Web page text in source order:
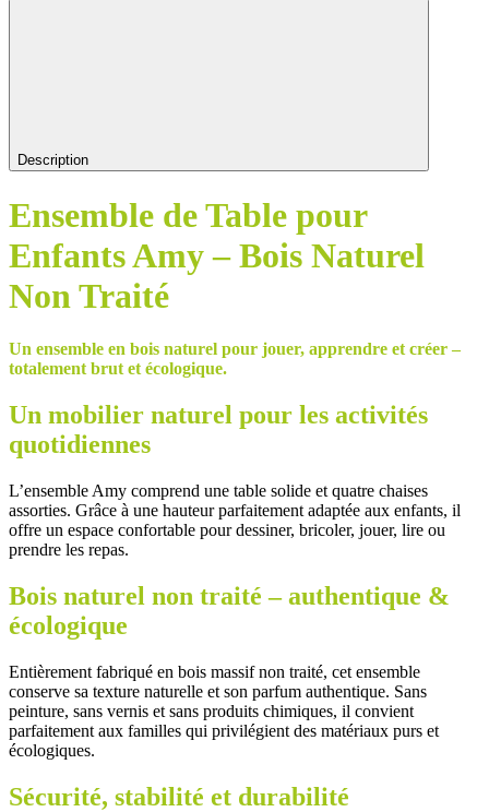
Description
Ensemble de Table pour
Enfants Amy – Bois Naturel
Non Traité
Un ensemble en bois naturel pour jouer, apprendre et créer –
totalement brut et écologique.
Un mobilier naturel pour les activités
quotidiennes
L’ensemble Amy comprend une table solide et quatre chaises
assorties. Grâce à une hauteur parfaitement adaptée aux enfants, il
offre un espace confortable pour dessiner, bricoler, jouer, lire ou
prendre les repas.
Bois naturel non traité – authentique &
écologique
Entièrement fabriqué en bois massif non traité, cet ensemble
conserve sa texture naturelle et son parfum authentique. Sans
peinture, sans vernis et sans produits chimiques, il convient
parfaitement aux familles qui privilégient des matériaux purs et
écologiques.
Sécurité, stabilité et durabilité